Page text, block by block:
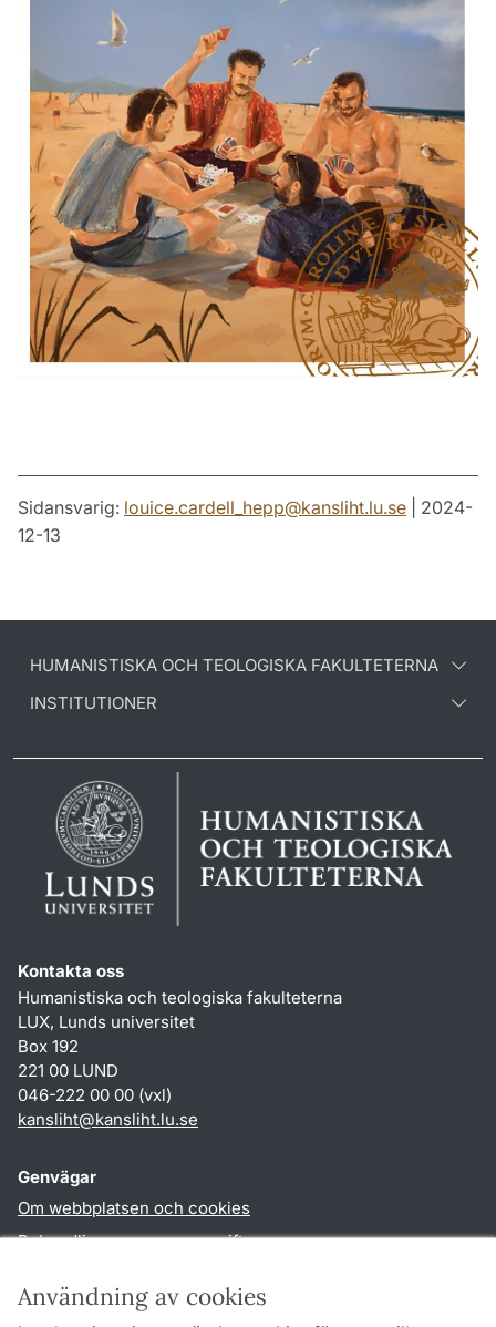
Användning av cookies
Sidansvarig: louice.cardell_hepp@kansliht.lu.se | 2024-
12-13
HUMANISTISKA OCH TEOLOGISKA FAKULTETERNA
INSTITUTIONER
Kontakta oss
Humanistiska och teologiska fakulteterna
LUX, Lunds universitet
Box 192
221 00 LUND
046-222 00 00 (vxl)
kansliht@kansliht.lu.se
Genvägar
Om webbplatsen och cookies
Behandling av personuppgifter
TYPO3-login